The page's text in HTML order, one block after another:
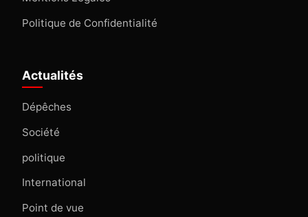
Politique de Confidentialité
Actualités
Dépêches
Société
politique
International
Point de vue